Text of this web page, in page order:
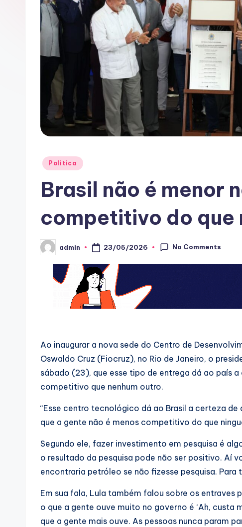
A
C
Posted
Politica
Brasil não é menor
competitivo do que
Posted
by
admin 23/05/2026 No Comments
Ao inaugurar a nova sede do Centro de
Oswaldo Cruz (Fiocruz), no Rio de Janeiro, o
sábado (23), que esse tipo de entrega dá ao país
competitivo que nenhum outro.
“Esse centro tecnológico dá ao Brasil a certeza de
que a gente não é menos competitivo do que
Segundo ele, fazer investimento em pesquisa é
o resultado da pesquisa pode não ser positivo. Aí
encontraria petróleo se não fizesse pesquisa.
Em sua fala, Lula também falou sobre os entraves
o que a gente ouve muito no governo é ‘Ah, custa
que a gente mais ouve. As pessoas nunca param